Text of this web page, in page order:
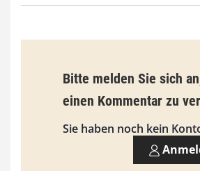
,
€
Bitte melden Sie sich
einen Kommentar zu
Sie haben noch kein